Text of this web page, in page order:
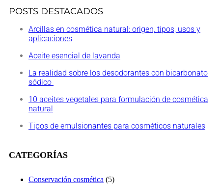
POSTS DESTACADOS
Arcillas en cosmética natural: origen, tipos, usos y
aplicaciones
Aceite esencial de lavanda
La realidad sobre los desodorantes con bicarbonato
sódico
10 aceites vegetales para formulación de cosmética
natural
Tipos de emulsionantes para cosméticos naturales
CATEGORÍAS
Conservación cosmética (5)